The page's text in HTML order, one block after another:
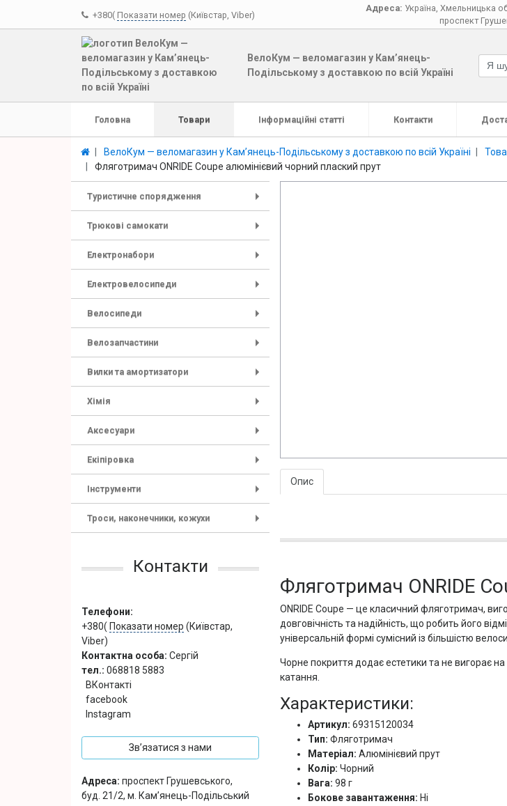
+380( Показати номер (Київстар, Viber)
Адреса: Україна Хмельницька
проспект
ВелоКум — веломагазин у Кам’янець-
Подільському з доставкою по всій Україні
Головна Товари Інформаційні статті Контакти
ВелоКум — веломагазин у Кам’янець-Подільському з доставкою по всій Україні
Фляготримач ONRIDE Coupe алюмінієвий чорний плаский прут
Туристичне спорядження
Трюкові самокати
Електронабори
Електровелосипеди
Велосипеди
Велозапчастини
Вилки та амортизатори
Хімія
Аксесуари
Екіпіровка
Інструменти
Троси, наконечники, кожухи
Контакти
Телефони:
+380( Показати номер (Київстар,
Viber)
Контактна особа: Сергій
тел.: 068818 5883
ВКонтакті
facebook
Instagram
Зв’язатися з нами
Адреса: проспект Грушевського,
буд. 21/2, м. Кам’янець-Подільський
Опис
Фляготримач ONRIDE
ONRIDE Coupe — це класичний фляготримач,
довговічність та надійність, що робить його
універсальній формі сумісний із більшістю
Чорне покриття додає естетики та не вигорає
катання.
Характеристики:
Артикул: 69315120034
Тип: Фляготримач
Матеріал: Алюмінієвий прут
Колір: Чорний
Вага: 98 г
Бокове завантаження: Ні